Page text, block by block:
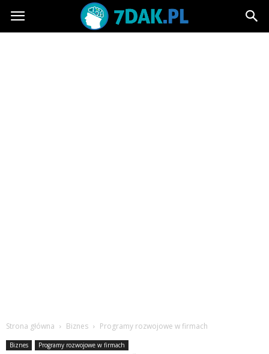
7dak.pl
Strona główna Biznes Programy rozwojowe w firmach
Biznes Programy rozwojowe w firmach